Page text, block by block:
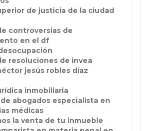
de justicia de la ciudad
controversias de
en el df
resoluciones de invea
jesús robles díaz
inmobiliaria
abogados especialista en
médicas
la venta de tu inmueble